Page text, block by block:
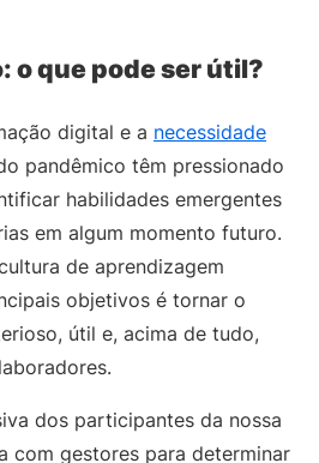
o que pode ser útil?
digital e a necessidade
pandêmico têm pressionado
habilidades emergentes
em algum momento futuro.
de aprendizagem
objetivos é tornar o
útil e, acima de tudo,
dos participantes da nossa
com gestores para determinar